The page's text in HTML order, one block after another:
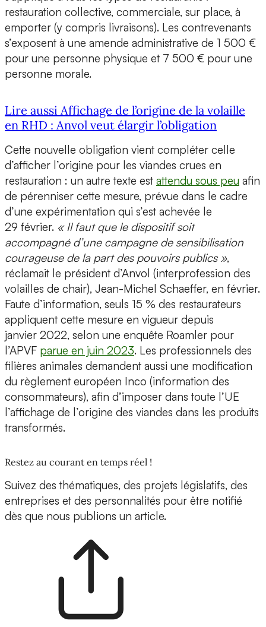
restauration collective, commerciale, sur place, à
emporter (y compris livraisons). Les contrevenants
s’exposent à une amende administrative de 1 500 €
pour une personne physique et 7 500 € pour une
personne morale.
Lire aussi Affichage de l’origine de la volaille
en RHD : Anvol veut élargir l’obligation
Cette nouvelle obligation vient compléter celle
d’afficher l’origine pour les viandes crues en
restauration : un autre texte est attendu sous peu afin
de pérenniser cette mesure, prévue dans le cadre
d’une expérimentation qui s’est achevée le
29 février. « Il faut que le dispositif soit
accompagné d’une campagne de sensibilisation
courageuse de la part des pouvoirs publics »,
réclamait le président d’Anvol (interprofession des
volailles de chair), Jean-Michel Schaeffer, en février.
Faute d’information, seuls 15 % des restaurateurs
appliquent cette mesure en vigueur depuis
janvier 2022, selon une enquête Roamler pour
l’APVF parue en juin 2023. Les professionnels des
filières animales demandent aussi une modification
du règlement européen Inco (information des
consommateurs), afin d’imposer dans toute l’UE
l’affichage de l’origine des viandes dans les produits
transformés.
Restez au courant en temps réel !
Suivez des thématiques, des projets législatifs, des
entreprises et des personnalités pour être notifié
dès que nous publions un article.